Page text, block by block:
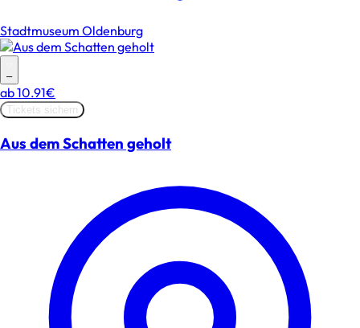
Stadtmuseum Oldenburg
–
ab10.91€
Tickets sichern
Aus dem Schatten geholt